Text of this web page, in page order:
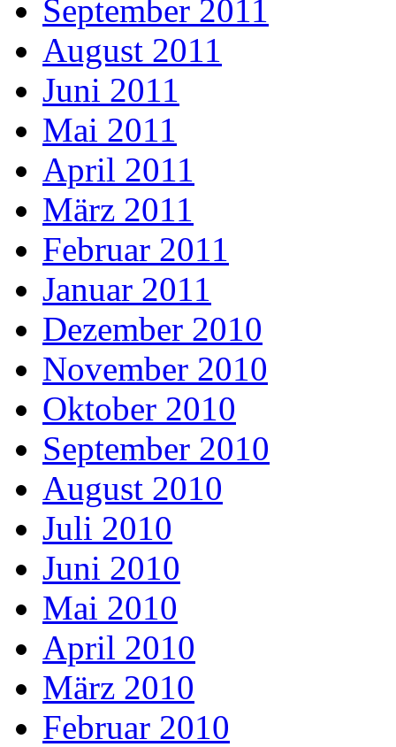
September 2011
August 2011
Juni 2011
Mai 2011
April 2011
März 2011
Februar 2011
Januar 2011
Dezember 2010
November 2010
Oktober 2010
September 2010
August 2010
Juli 2010
Juni 2010
Mai 2010
April 2010
März 2010
Februar 2010